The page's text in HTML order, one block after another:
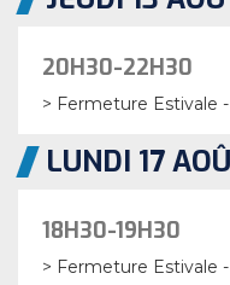
20H30-22H30
> Fermeture Estivale
LUNDI 17
18H30-19H30
> Fermeture Estivale